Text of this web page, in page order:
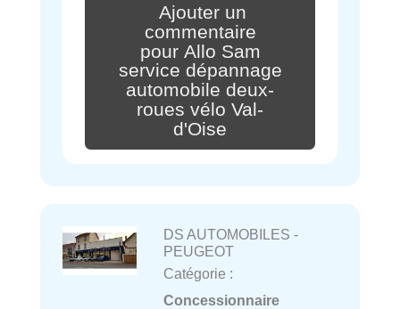
Ajouter un
commentaire
pour Allo Sam
service dépannage
automobile deux-
roues vélo Val-
d'Oise
DS AUTOMOBILES -
PEUGEOT
Catégorie :
Concessionnaire